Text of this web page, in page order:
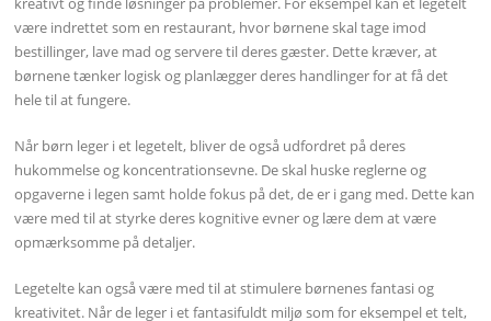
være indrettet som en restaurant, hvor børnene skal tage imod
bestillinger, lave mad og servere til deres gæster. Dette kræver, at
børnene tænker logisk og planlægger deres handlinger for at få det
hele til at fungere.
Når børn leger i et legetelt, bliver de også udfordret på deres
hukommelse og koncentrationsevne. De skal huske reglerne og
opgaverne i legen samt holde fokus på det, de er i gang med. Dette kan
være med til at styrke deres kognitive evner og lære dem at være
opmærksomme på detaljer.
Legetelte kan også være med til at stimulere børnenes fantasi og
kreativitet. Når de leger i et fantasifuldt miljø som for eksempel et telt,